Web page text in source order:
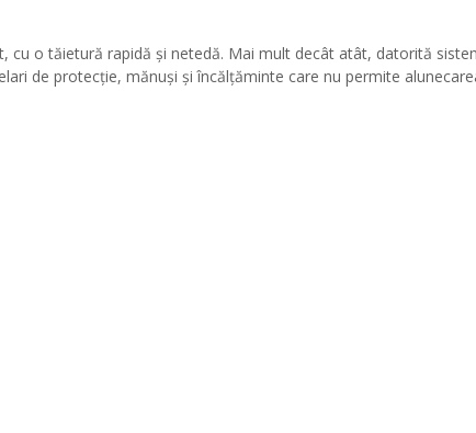
o tăietură rapidă și netedă. Mai mult decât atât, datorită
de protecție, mănuși și încălțăminte care nu permite